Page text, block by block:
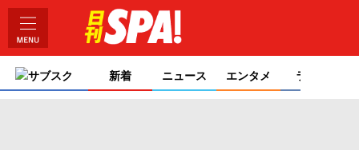
サブスク 新着 ニュース エンタメ ライフ